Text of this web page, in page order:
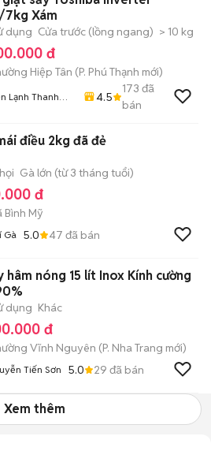
7kg Xám
dụng Cửa trước (lồng ngang) > 10 kg
đ
Hiệp Tân (P. Phú Thạnh mới)
Lạnh Thanh
4.5
173 đã
bán
điều 2kg đã đẻ
Gà lớn (từ 3 tháng tuổi)
đ
Bình Mỹ
Gà 5.0 47 đã bán
hâm nóng 15 lít Inox Kính cường
dụng Khác
đ
Vĩnh Nguyên (P. Nha Trang mới)
Tiến Sơn 5.0 29 đã bán
Xem thêm